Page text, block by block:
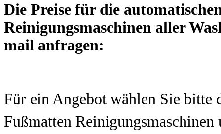
Die Preise für die
Reinigungsmaschinen aller
mail anfragen:
Für ein Angebot wählen Sie
Fußmatten